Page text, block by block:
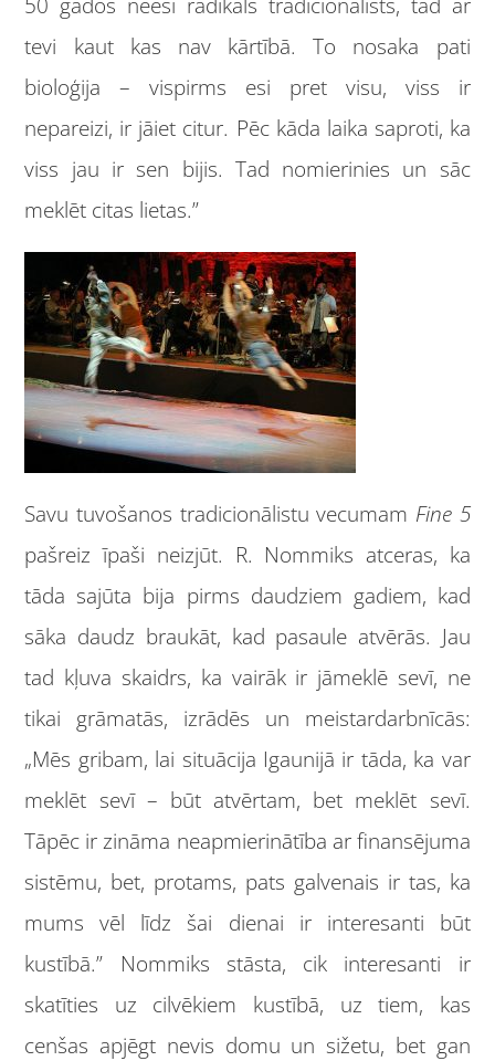
tevi kaut kas nav kārtībā. To nosaka pati
bioloģija – vispirms esi pret visu, viss ir
nepareizi, ir jāiet citur. Pēc kāda laika saproti, ka
viss jau ir sen bijis. Tad nomierinies un sāc
meklēt citas lietas.”
Savu tuvošanos tradicionālistu vecumam Fine 5
pašreiz īpaši neizjūt. R. Nommiks atceras, ka
tāda sajūta bija pirms daudziem gadiem, kad
sāka daudz braukāt, kad pasaule atvērās. Jau
tad kļuva skaidrs, ka vairāk ir jāmeklē sevī, ne
tikai grāmatās, izrādēs un meistardarbnīcās:
„Mēs gribam, lai situācija Igaunijā ir tāda, ka var
meklēt sevī – būt atvērtam, bet meklēt sevī.
Tāpēc ir zināma neapmierinātība ar finansējuma
sistēmu, bet, protams, pats galvenais ir tas, ka
mums vēl līdz šai dienai ir interesanti būt
kustībā.” Nommiks stāsta, cik interesanti ir
skatīties uz cilvēkiem kustībā, uz tiem, kas
cenšas apjēgt nevis domu un sižetu, bet gan